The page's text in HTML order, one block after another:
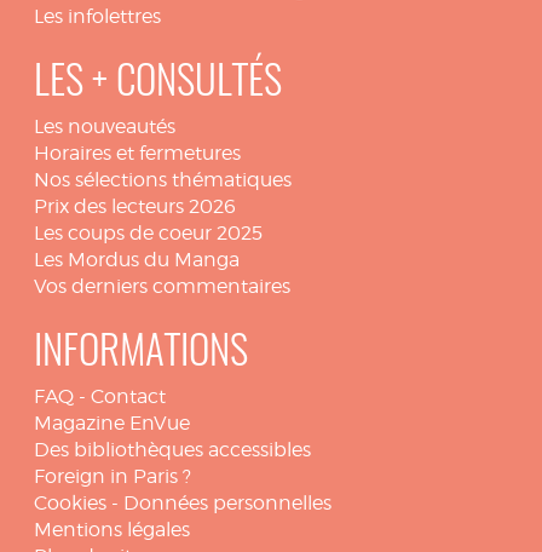
Les infolettres
LES + CONSULTÉS
Les nouveautés
Horaires et fermetures
Nos sélections thématiques
Prix des lecteurs 2026
Les coups de coeur 2025
Les Mordus du Manga
Vos derniers commentaires
INFORMATIONS
FAQ - Contact
Magazine EnVue
Des bibliothèques accessibles
Foreign in Paris ?
Cookies - Données personnelles
Mentions légales